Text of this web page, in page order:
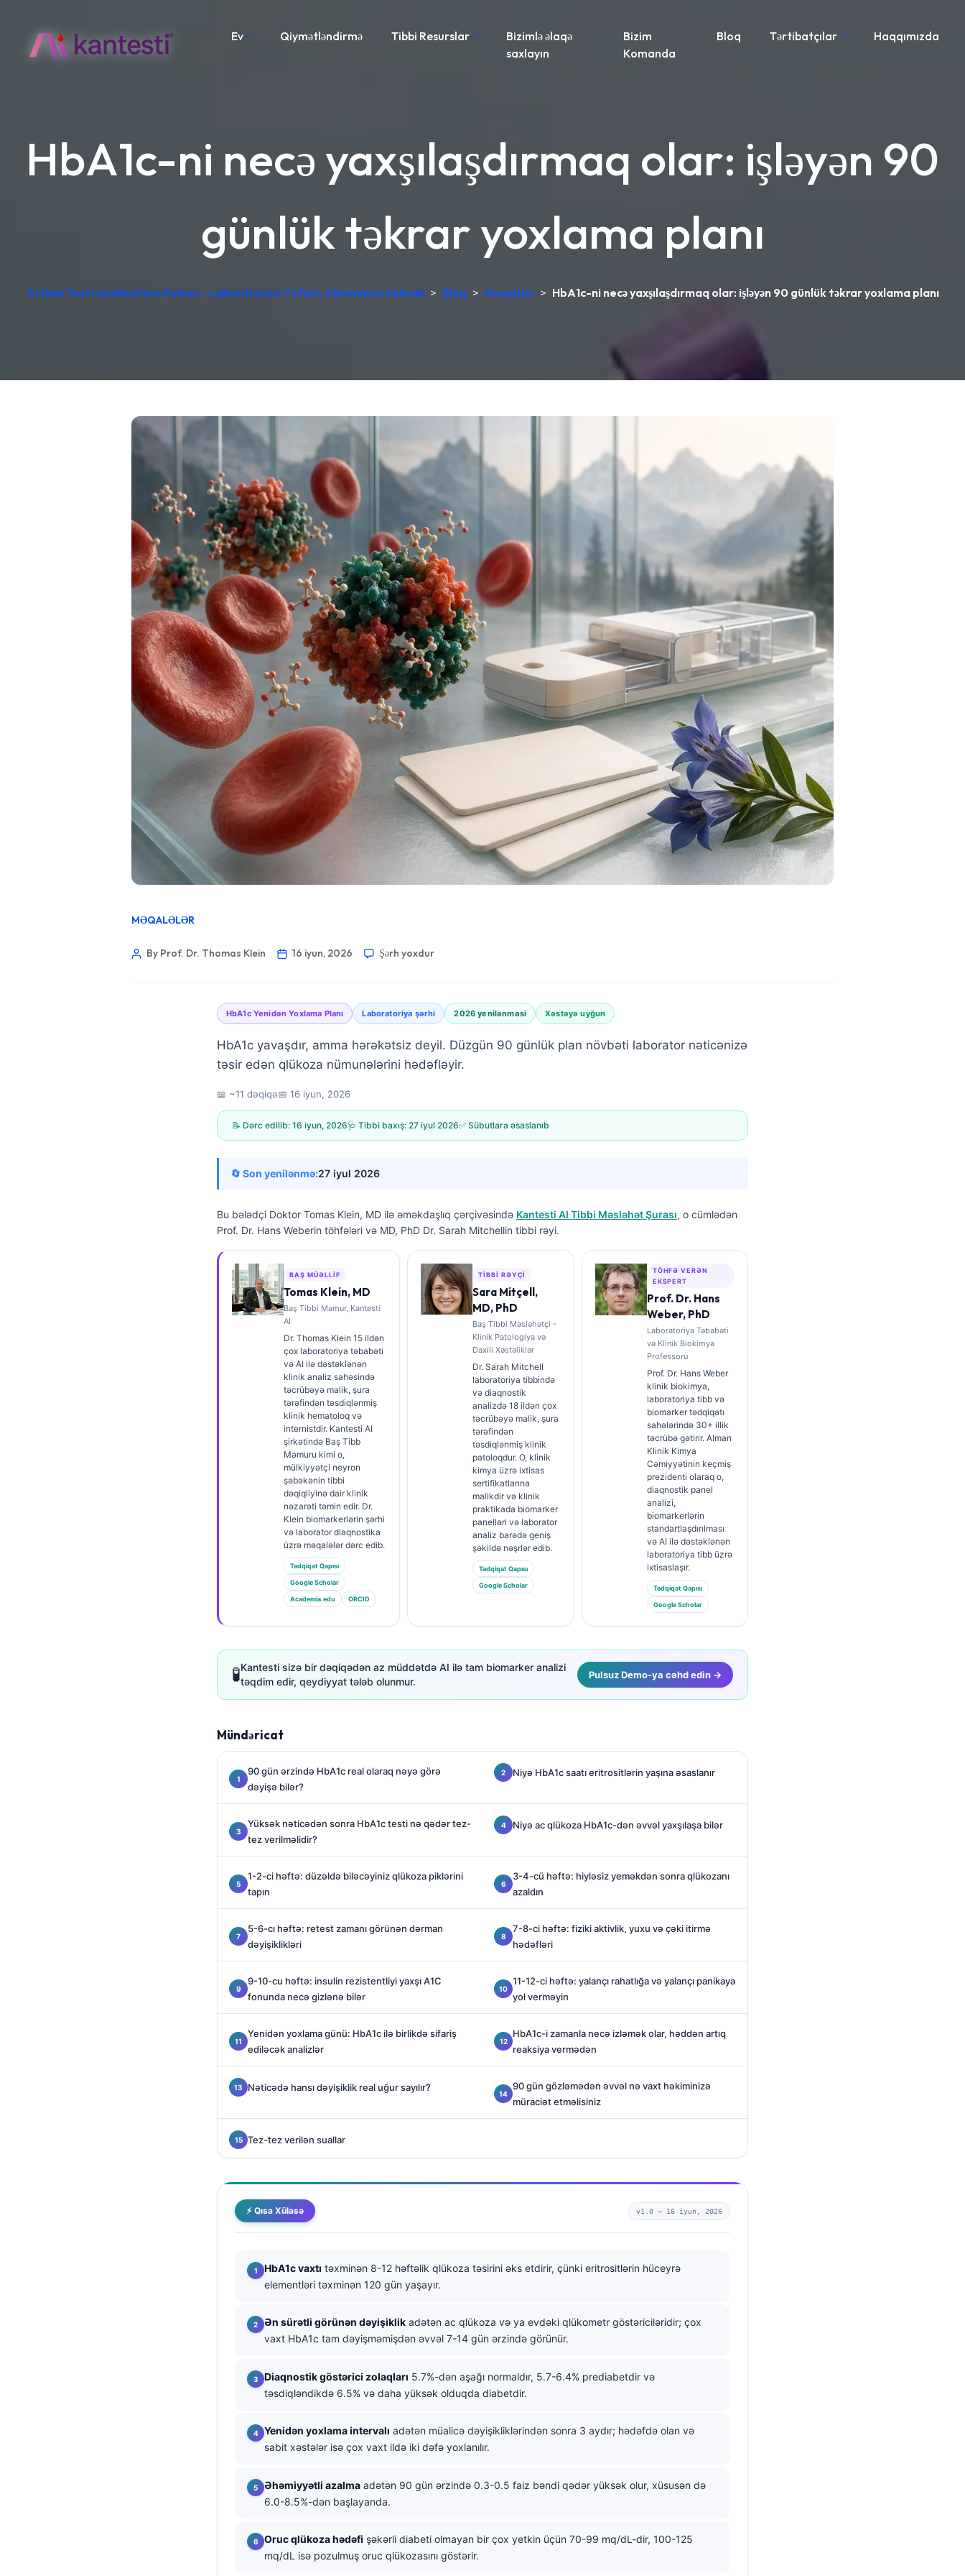
Ev Qiymətləndirmə Tibbi Resurslar
Bizimlə əlaqə
saxlayın
Bizim
Komanda
Bloq Tərtibatçılar Haqqımızda
HbA1c-ni necə yaxşılaşdırmaq olar: işləyən 90
günlük təkrar yoxlama planı
AI Qan Testi Analizatoru Pulsuz – Laboratoriya Təfsiri, Almaniya istehsalı > Bloq > Məqalələr > HbA1c-ni necə yaxşılaşdırmaq olar: işləyən 90 günlük təkrar yoxlama planı
MƏQALƏLƏR
By Prof. Dr. Thomas Klein 16 iyun, 2026 Şərh yoxdur
HbA1c Yenidən Yoxlama Planı Laboratoriya şərhi 2026 yenilənməsi Xəstəyə uyğun
HbA1c yavaşdır, amma hərəkətsiz deyil. Düzgün 90 günlük plan növbəti laborator nəticənizə
təsir edən qlükoza nümunələrini hədəfləyir.
📖 ~11 dəqiqə📅 16 iyun, 2026
📝 Dərc edilib: 16 iyun, 2026🩺 Tibbi baxış: 27 iyul 2026✅ Sübutlara əsaslanıb
🔄 Son yenilənmə:27 iyul 2026
Bu bələdçi Doktor Tomas Klein, MD ilə əməkdaşlıq çərçivəsində Kantesti AI Tibbi Məsləhət Şurası, o cümlədən
Prof. Dr. Hans Weberin töhfələri və MD, PhD Dr. Sarah Mitchellin tibbi rəyi.
BAŞ MÜƏLLIF
Tomas Klein, MD
Baş Tibbi Məmur, Kantesti
AI
Dr. Thomas Klein 15 ildən
çox laboratoriya təbabəti
və AI ilə dəstəklənən
klinik analiz sahəsində
təcrübəyə malik, şura
tərəfindən təsdiqlənmiş
klinik hematoloq və
internistdir. Kantesti AI
şirkətində Baş Tibb
Məmuru kimi o,
mülkiyyətçi neyron
şəbəkənin tibbi
dəqiqliyinə dair klinik
nəzarəti təmin edir. Dr.
Klein biomarkerlərin şərhi
və laborator diaqnostika
üzrə məqalələr dərc edib.
Tədqiqat Qapısı
Google Scholar
Academia.edu ORCID
TIBBI RƏYÇI
Sara Mitçell,
MD, PhD
Baş Tibbi Məsləhətçi -
Klinik Patologiya və
Daxili Xəstəliklər
Dr. Sarah Mitchell
laboratoriya tibbində
və diaqnostik
analizdə 18 ildən çox
təcrübəyə malik, şura
tərəfindən
təsdiqlənmiş klinik
patoloqdur. O, klinik
kimya üzrə ixtisas
sertifikatlarına
malikdir və klinik
praktikada biomarker
panelləri və laborator
analiz barədə geniş
şəkildə nəşrlər edib.
Tədqiqat Qapısı
Google Scholar
TÖHFƏ VERƏN
EKSPERT
Prof. Dr. Hans
Weber, PhD
Laboratoriya Təbabəti
və Klinik Biokimya
Professoru
Prof. Dr. Hans Weber
klinik biokimya,
laboratoriya tibb və
biomarker tədqiqatı
sahələrində 30+ illik
təcrübə gətirir. Alman
Klinik Kimya
Cəmiyyətinin keçmiş
prezidenti olaraq o,
diaqnostik panel
analizi,
biomarkerlərin
standartlaşdırılması
və AI ilə dəstəklənən
laboratoriya tibb üzrə
ixtisaslaşır.
Tədqiqat Qapısı
Google Scholar
🧪Kantesti sizə bir dəqiqədən az müddətdə AI ilə tam biomarker analizi
təqdim edir, qeydiyyat tələb olunmur.
Pulsuz Demo-ya cəhd edin →
Mündəricat
90 gün ərzində HbA1c real olaraq nəyə görə
dəyişə bilər?
Niyə HbA1c saatı eritrositlərin yaşına əsaslanır
Yüksək nəticədən sonra HbA1c testi nə qədər tez-
tez verilməlidir?
Niyə ac qlükoza HbA1c-dən əvvəl yaxşılaşa bilər
1-2-ci həftə: düzəldə biləcəyiniz qlükoza piklərini
tapın
3-4-cü həftə: hiyləsiz yeməkdən sonra qlükozanı
azaldın
5-6-cı həftə: retest zamanı görünən dərman
dəyişiklikləri
7-8-ci həftə: fiziki aktivlik, yuxu və çəki itirmə
hədəfləri
9-10-cu həftə: insulin rezistentliyi yaxşı A1C
fonunda necə gizlənə bilər
11-12-ci həftə: yalançı rahatlığa və yalançı panikaya
yol verməyin
Yenidən yoxlama günü: HbA1c ilə birlikdə sifariş
ediləcək analizlər
HbA1c-i zamanla necə izləmək olar, həddən artıq
reaksiya vermədən
Nəticədə hansı dəyişiklik real uğur sayılır?
90 gün gözləmədən əvvəl nə vaxt həkiminizə
müraciət etməlisiniz
Tez-tez verilən suallar
⚡ Qısa Xülasə v1.0 — 16 iyun, 2026
HbA1c vaxtı təxminən 8-12 həftəlik qlükoza təsirini əks etdirir, çünki eritrositlərin hüceyrə
elementləri təxminən 120 gün yaşayır.
Ən sürətli görünən dəyişiklik adətən ac qlükoza və ya evdəki qlükometr göstəriciləridir; çox
vaxt HbA1c tam dəyişməmişdən əvvəl 7-14 gün ərzində görünür.
Diaqnostik göstərici zolaqları 5.7%-dən aşağı normaldır, 5.7-6.4% prediabetdir və
təsdiqləndikdə 6.5% və daha yüksək olduqda diabetdir.
Yenidən yoxlama intervalı adətən müalicə dəyişikliklərindən sonra 3 aydır; hədəfdə olan və
sabit xəstələr isə çox vaxt ildə iki dəfə yoxlanılır.
Əhəmiyyətli azalma adətən 90 gün ərzində 0.3-0.5 faiz bəndi qədər yüksək olur, xüsusən də
6.0-8.5%-dən başlayanda.
Oruc qlükoza hədəfi şəkərli diabeti olmayan bir çox yetkin üçün 70-99 mq/dL-dir, 100-125
mq/dL isə pozulmuş oruc qlükozasını göstərir.